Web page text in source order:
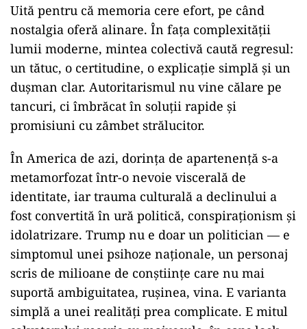
Uită pentru că memoria cere efort, pe când
nostalgia oferă alinare. În fața complexității
lumii moderne, mintea colectivă caută regresul:
un tătuc, o certitudine, o explicație simplă și un
dușman clar. Autoritarismul nu vine călare pe
tancuri, ci îmbrăcat în soluții rapide și
promisiuni cu zâmbet strălucitor.
În America de azi, dorința de apartenență s-a
metamorfozat într-o nevoie viscerală de
identitate, iar trauma culturală a declinului a
fost convertită în ură politică, conspiraționism și
idolatrizare. Trump nu e doar un politician — e
simptomul unei psihoze naționale, un personaj
scris de milioane de conștiințe care nu mai
suportă ambiguitatea, rușinea, vina. E varianta
simplă a unei realități prea complicate. E mitul